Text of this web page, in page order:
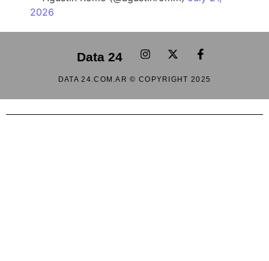
2026
Data 24
DATA 24.COM.AR © COPYRIGHT 2025